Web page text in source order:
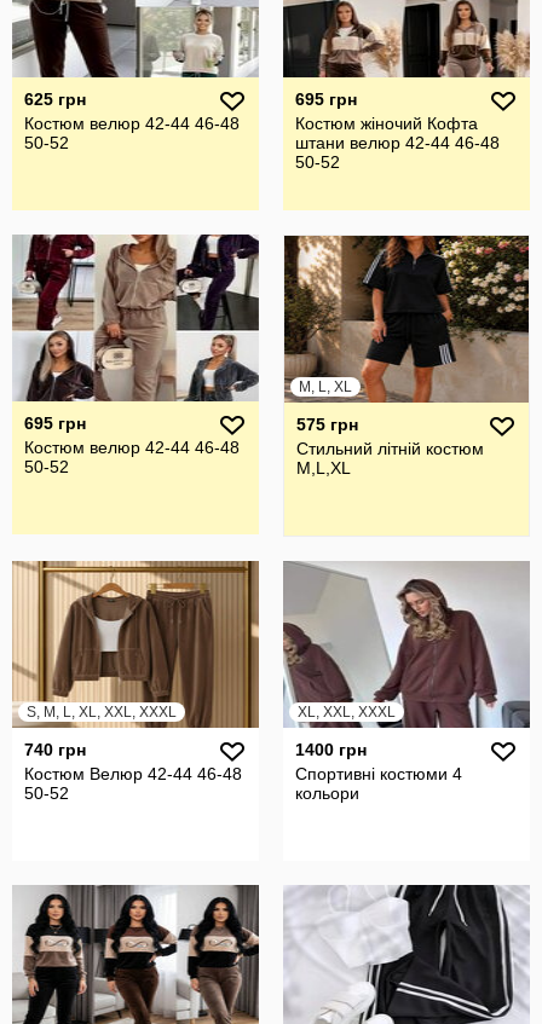
625 грн
Костюм велюр 42-44 46-48
50-52
695 грн
Костюм жіночий Кофта
штани велюр 42-44 46-48
50-52
695 грн
Костюм велюр 42-44 46-48
50-52
M, L, XL
575 грн
Стильний літній костюм
M,L,XL
S, M, L, XL, XXL, XXXL
740 грн
Костюм Велюр 42-44 46-48
50-52
XL, XXL, XXXL
1400 грн
Спортивні костюми 4
кольори